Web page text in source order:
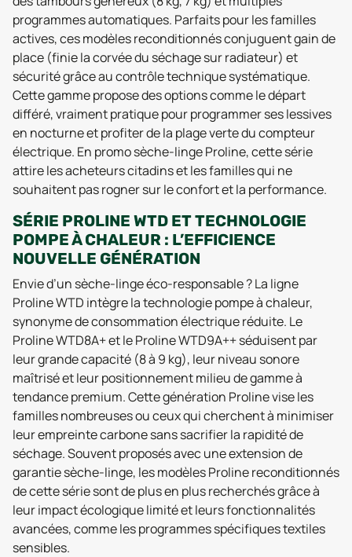
programmes automatiques. Parfaits pour les familles
actives, ces modèles reconditionnés conjuguent gain de
place (finie la corvée du séchage sur radiateur) et
sécurité grâce au contrôle technique systématique.
Cette gamme propose des options comme le départ
différé, vraiment pratique pour programmer ses lessives
en nocturne et profiter de la plage verte du compteur
électrique. En promo sèche-linge Proline, cette série
attire les acheteurs citadins et les familles qui ne
souhaitent pas rogner sur le confort et la performance.
SÉRIE PROLINE WTD ET TECHNOLOGIE
POMPE À CHALEUR : L’EFFICIENCE
NOUVELLE GÉNÉRATION
Envie d’un sèche-linge éco-responsable ? La ligne
Proline WTD intègre la technologie pompe à chaleur,
synonyme de consommation électrique réduite. Le
Proline WTD8A+ et le Proline WTD9A++ séduisent par
leur grande capacité (8 à 9 kg), leur niveau sonore
maîtrisé et leur positionnement milieu de gamme à
tendance premium. Cette génération Proline vise les
familles nombreuses ou ceux qui cherchent à minimiser
leur empreinte carbone sans sacrifier la rapidité de
séchage. Souvent proposés avec une extension de
garantie sèche-linge, les modèles Proline reconditionnés
de cette série sont de plus en plus recherchés grâce à
leur impact écologique limité et leurs fonctionnalités
avancées, comme les programmes spécifiques textiles
sensibles.